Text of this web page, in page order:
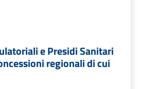
e Presidi Sanitari
regionali di cui